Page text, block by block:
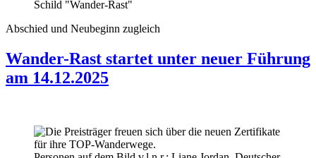
Abschied und Neubeginn zugleich
Wander-Rast startet unter neuer Führung
am 14.12.2025